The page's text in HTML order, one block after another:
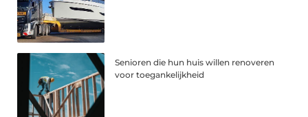
Senioren die hun huis willen renoveren
voor toegankelijkheid